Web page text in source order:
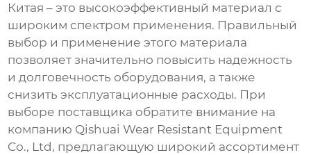
Китая – это высокоэффективный материал с
широким спектром применения. Правильный
выбор и применение этого материала
позволяет значительно повысить надежность
и долговечность оборудования, а также
снизить эксплуатационные расходы. При
выборе поставщика обратите внимание на
компанию Qishuai Wear Resistant Equipment
Co., Ltd , предлагающую широкий ассортимент